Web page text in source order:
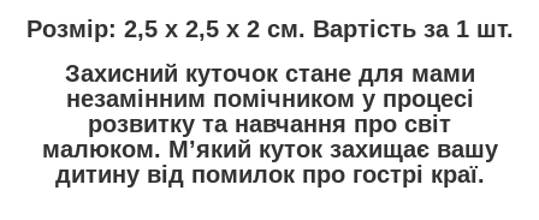
Розмір: 2,5 x 2,5 х 2 см. Вартість за 1 шт.
Захисний куточок стане для мами
незамінним помічником у процесі
розвитку та навчання про світ
малюком. М’який куток захищає вашу
дитину від помилок про гострі краї.